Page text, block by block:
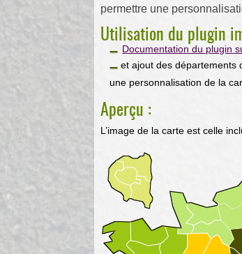
permettre une
Utilisation du plugin
Documentation du plugin
et ajout des départements
une personnalisation de la
Aperçu :
L’image de la carte est celle